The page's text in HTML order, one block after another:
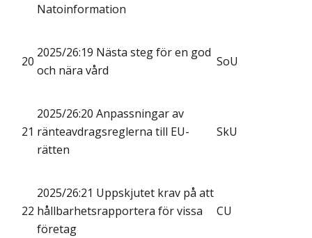
Natoinformation
20
2025/26:19 Nästa steg för en god
och nära vård
SoU
21
2025/26:20 Anpassningar av
ränteavdragsreglerna till EU-
rätten
SkU
22
2025/26:21 Uppskjutet krav på att
hållbarhetsrapportera för vissa
företag
CU